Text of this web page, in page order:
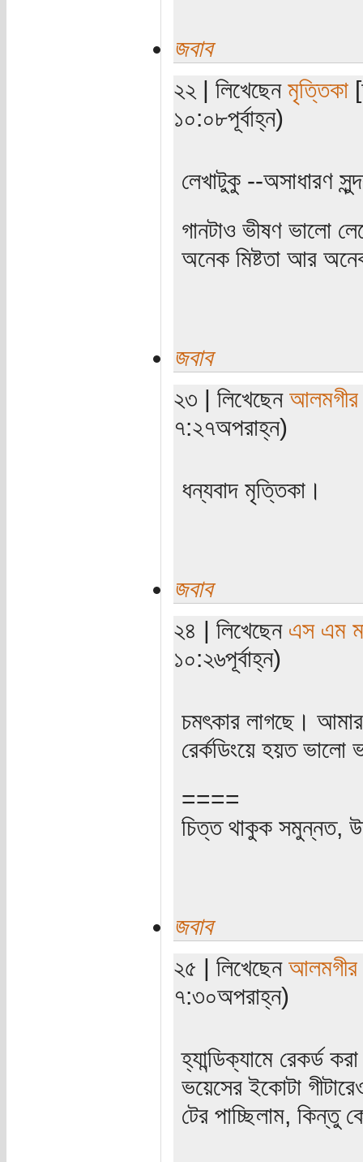
জবাব
২২ | লিখেছেন মৃত্তিকা
১০:০৮পূর্বাহ্ন)
লেখাটুকু --অসাধারণ
গানটাও ভীষণ ভালো
অনেক মিষ্টতা আর
জবাব
২৩ | লিখেছেন আলমগীর
৭:২৭অপরাহ্ন)
ধন্যবাদ মৃত্তিকা।
জবাব
২৪ | লিখেছেন এস এম
১০:২৬পূর্বাহ্ন)
চমৎকার লাগছে। আমার
রের্কডিংয়ে হয়ত
====
চিত্ত থাকুক সমুন্নত,
জবাব
২৫ | লিখেছেন আলমগীর
৭:৩০অপরাহ্ন)
হ্যান্ডিক্যামে রেকর্ড
ভয়েসের ইকোটা
টের পাচ্ছিলাম, কিন্তু